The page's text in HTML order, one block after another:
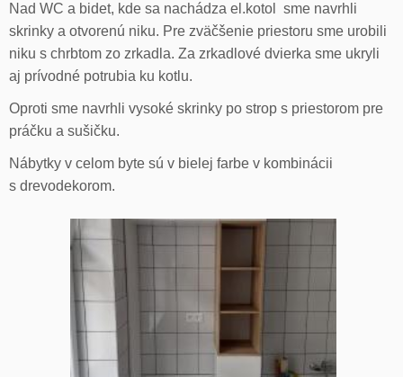
Nad WC a bidet, kde sa nachádza el.kotol sme navrhli
skrinky a otvorenú niku. Pre zväčšenie priestoru sme urobili
niku s chrbtom zo zrkadla. Za zrkadlové dvierka sme ukryli
aj prívodné potrubia ku kotlu.
Oproti sme navrhli vysoké skrinky po strop s priestorom pre
práčku a sušičku.
Nábytky v celom byte sú v bielej farbe v kombinácii
s drevodekorom.